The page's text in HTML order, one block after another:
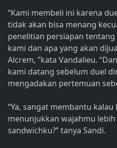
“Kami membeli ini karena
tidak akan bisa menang
penelitian persiapan
kami dan apa yang akan
Alcrem, ”kata Vandalieu.
kami datang sebelum duel
mengadakan pertemuan
“Ya, sangat membantu
menunjukkan wajahmu lebih
sandwichku?” tanya Sandi.